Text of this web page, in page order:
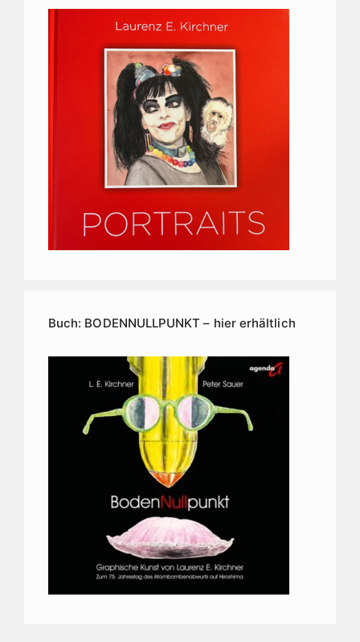
Buch: BODENNULLPUNKT – hier erhältlich